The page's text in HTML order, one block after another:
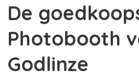
De
Photobooth
Godlinze